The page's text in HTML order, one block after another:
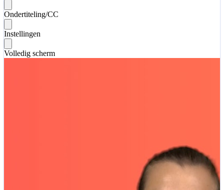
Ondertiteling/CC
Instellingen
Volledig scherm